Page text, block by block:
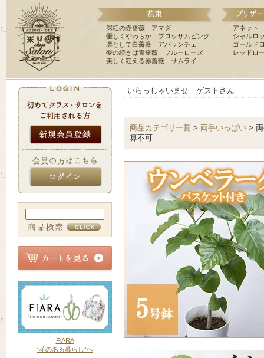
深紅の赤薔薇 アマダ
優しくやわらか ブロッサムピンク
凛として白薔薇 アバランチェ
夢の続きは青薔薇 ブルーローズ
美しく狂える赤薔薇 サムライ
アネット
シャルロ
ゴールド
レッドロ
FiARA
“花のある暮らし”へ
いらっしゃいませ ゲストさん
商品カテゴリ一覧 > 両手いっぱい >
算不可